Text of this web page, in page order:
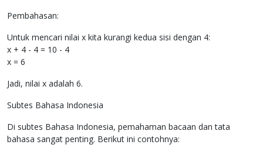
Pembahasan:
Untuk mencari nilai x kita kurangi kedua sisi dengan 4:
x + 4 - 4 = 10 - 4
x = 6
Jadi, nilai x adalah 6.
Subtes Bahasa Indonesia
Di subtes Bahasa Indonesia, pemahaman bacaan dan tata
bahasa sangat penting. Berikut ini contohnya: